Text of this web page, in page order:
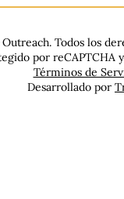
Todos los
por reCAPTCHA
Términos de
Desarrollado por